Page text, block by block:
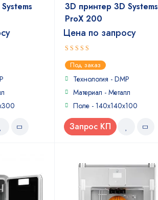
3D принтер 3D Systems
ProX 200
Цена по запросу
5out of 5
Под заказ
Технология - DMP
Материал - Металл
Поле - 140x140x100
Запрос КП